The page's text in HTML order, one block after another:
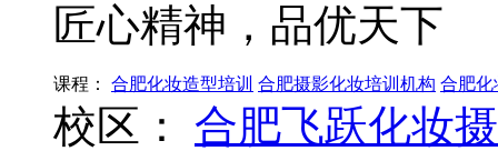
匠心精神，品优天下
课程： 合肥化妆造型培训 合肥摄影化妆培训机构 合肥化
校区：
合肥飞跃化妆